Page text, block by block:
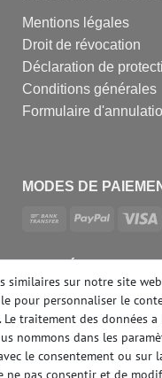
Mentions légales
Droit de révocation
Déclaration de
Conditions générales
Formulaire
MODES DE
similaires sur notre site
pour personnaliser le
traitement des données
nommons dans les
le consentement ou
pas consentir et de